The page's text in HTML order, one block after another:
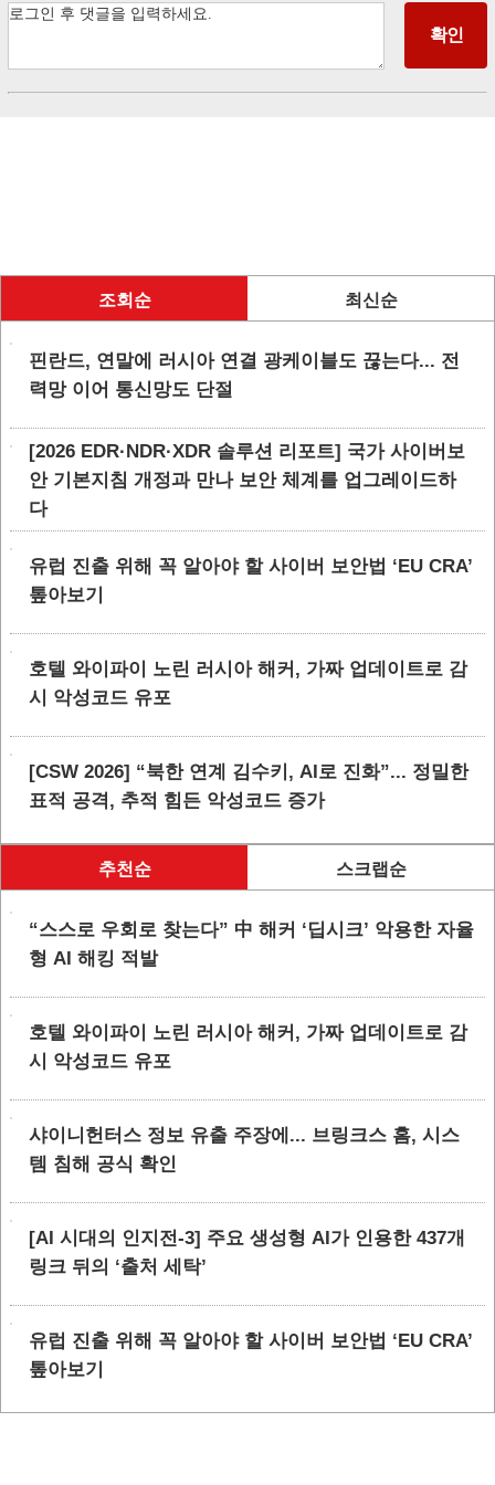
조회순 최신순
핀란드, 연말에 러시아 연결 광케이블도 끊는다... 전
력망 이어 통신망도 단절
[2026 EDR·NDR·XDR 솔루션 리포트] 국가 사이버보
안 기본지침 개정과 만나 보안 체계를 업그레이드하
다
유럽 진출 위해 꼭 알아야 할 사이버 보안법 ‘EU CRA’
톺아보기
호텔 와이파이 노린 러시아 해커, 가짜 업데이트로 감
시 악성코드 유포
[CSW 2026] “북한 연계 김수키, AI로 진화”... 정밀한
표적 공격, 추적 힘든 악성코드 증가
추천순 스크랩순
“스스로 우회로 찾는다” 中 해커 ‘딥시크’ 악용한 자율
형 AI 해킹 적발
호텔 와이파이 노린 러시아 해커, 가짜 업데이트로 감
시 악성코드 유포
샤이니헌터스 정보 유출 주장에... 브링크스 홈, 시스
템 침해 공식 확인
[AI 시대의 인지전-3] 주요 생성형 AI가 인용한 437개
링크 뒤의 ‘출처 세탁’
유럽 진출 위해 꼭 알아야 할 사이버 보안법 ‘EU CRA’
톺아보기